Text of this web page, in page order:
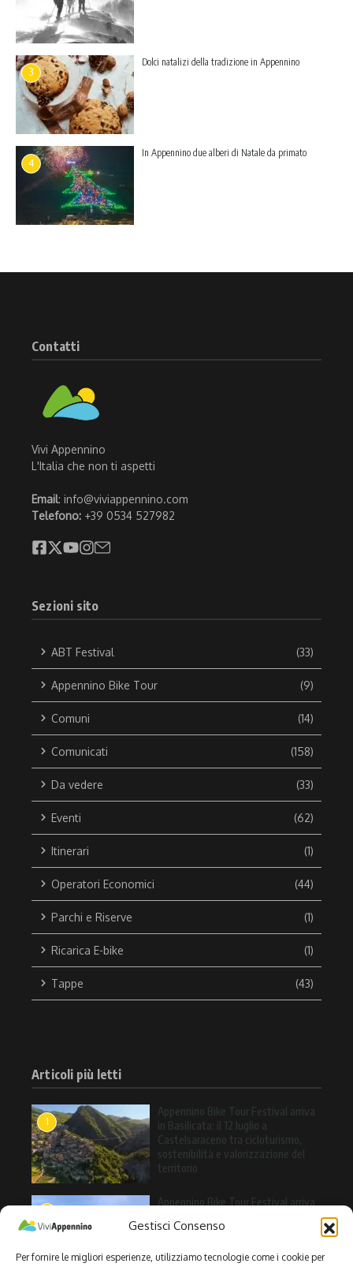
Gestisci Consenso
Per fornire le migliori esperienze, utilizziamo tecnologie come i cookie per
3
Dolci natalizi della tradizione in Appennino
4
In Appennino due alberi di Natale da primato
Contatti
Vivi Appennino
L'Italia che non ti aspetti
Email: info@viviappennino.com
Telefono: +39 0534 527982
Sezioni sito
ABT Festival (33)
Appennino Bike Tour (9)
Comuni (14)
Comunicati (158)
Da vedere (33)
Eventi (62)
Itinerari (1)
Operatori Economici (44)
Parchi e Riserve (1)
Ricarica E-bike (1)
Tappe (43)
Articoli più letti
1
Appennino Bike Tour Festival arriva
in Basilicata: il 12 luglio a
Castelsaraceno tra cicloturismo,
sostenibilità e valorizzazione del
territorio
Appennino Bike Tour Festival arriva
giornata tra cicloturismo, natura e